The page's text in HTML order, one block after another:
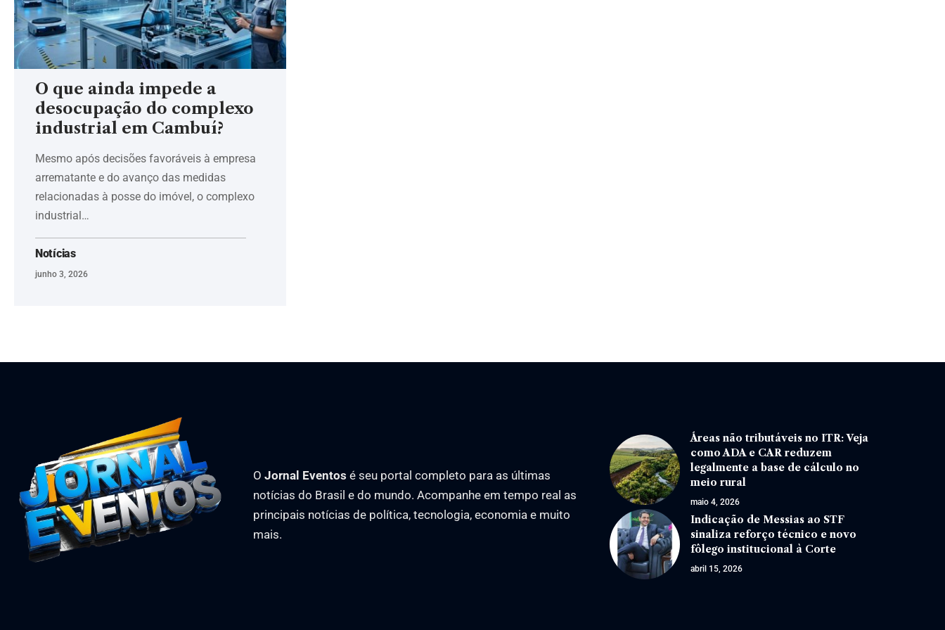
O que ainda impede a
desocupação do complexo
industrial em Cambuí?
Mesmo após decisões favoráveis à empresa
arrematante e do avanço das medidas
relacionadas à posse do imóvel, o complexo
industrial…
Notícias
junho 3, 2026
O Jornal Eventos é seu portal completo para as últimas
notícias do Brasil e do mundo. Acompanhe em tempo real as
principais notícias de política, tecnologia, economia e muito
mais.
Áreas não tributáveis no ITR: Veja
como ADA e CAR reduzem
legalmente a base de cálculo no
meio rural
maio 4, 2026
Indicação de Messias ao STF
sinaliza reforço técnico e novo
fôlego institucional à Corte
abril 15, 2026